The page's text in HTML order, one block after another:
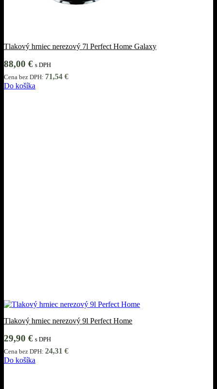
Tlakový hrniec nerezový 7l Perfect Home Galaxy
88,00 € s DPH
Cena bez DPH: 71,54 €
Do košíka
Tlakový hrniec nerezový 9l Perfect Home
29,90 € s DPH
Cena bez DPH: 24,31 €
Do košíka